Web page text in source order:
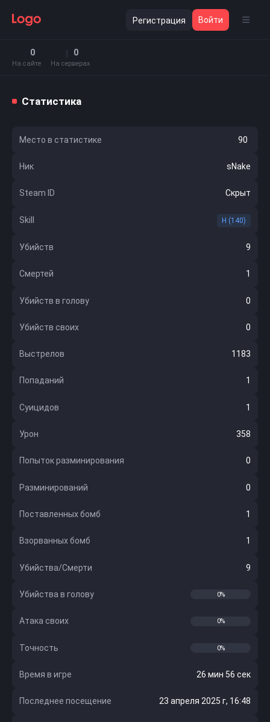
Регистрация Войти
0
На сайте
0
На серверах
Статистика
Место в статистике 90
Ник sNake
Steam ID Скрыт
Skill H (140)
Убийств 9
Смертей 1
Убийств в голову 0
Убийств своих 0
Выстрелов 1183
Попаданий 1
Суицидов 1
Урон 358
Попыток разминирования 0
Разминирований 0
Поставленных бомб 1
Взорванных бомб 1
Убийства/Смерти 9
Убийства в голову 0%
Атака своих 0%
Точность 0%
Время в игре 26 мин 56 сек
Последнее посещение 23 апреля 2025 г, 16:48